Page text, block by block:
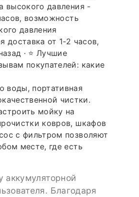
высокого давления -
возможность
давления
доставка от 1-2 часов,
· ⭐ Лучшие
покупателей: какие
воды, портативная
чистки.
мойку на
ковров, шкафов
с фильтром позволяют
месте, где есть
Благодаря